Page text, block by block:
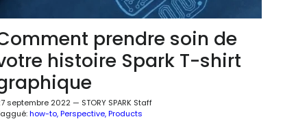
prendre soin de
histoire Spark T-shirt
septembre 2022— STORY SPARK Staff
how-to Perspective Products